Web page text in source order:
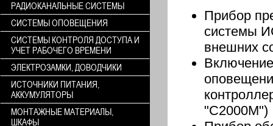
Прибор
системы
внешних
"С2000М")
РАДИОКАНАЛЬНЫЕ СИСТЕМЫ
СИСТЕМЫ ОПОВЕЩЕНИЯ
СИСТЕМЫ КОНТРОЛЯ ДОСТУПА И
УЧЕТ РАБОЧЕГО ВРЕМЕНИ
ЭЛЕКТРОЗАМКИ, ДОВОДЧИКИ
ИСТОЧНИКИ ПИТАНИЯ,
АККУМУЛЯТОРЫ
МОНТАЖНЫЕ МАТЕРИАЛЫ,
ШКАФЫ